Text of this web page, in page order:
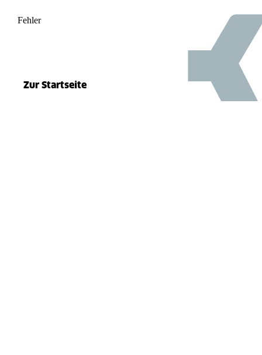
Fehler 500
Zur Startseite